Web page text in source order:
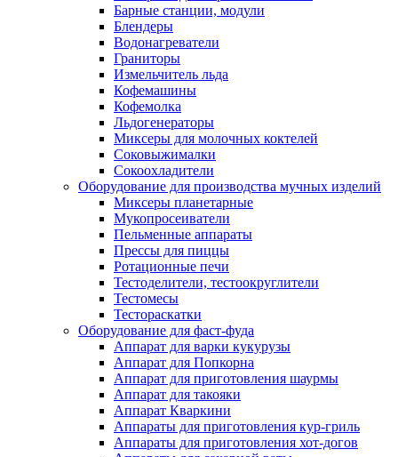
Барные станции, модули
Блендеры
Водонагреватели
Граниторы
Измельчитель льда
Кофемашины
Кофемолка
Льдогенераторы
Миксеры для молочных коктелей
Соковыжималки
Сокоохладители
Оборудование для производства мучных изделий
Миксеры планетарные
Мукопросеиватели
Пельменные аппараты
Прессы для пиццы
Ротационные печи
Тестоделители, тестоокруглители
Тестомесы
Тестораскатки
Оборудование для фаст-фуда
Аппарат для варки кукурузы
Аппарат для Попкорна
Аппарат для приготовления шаурмы
Аппарат для такояки
Аппарат Кваркини
Аппараты для приготовления кур-гриль
Аппараты для приготовления хот-догов